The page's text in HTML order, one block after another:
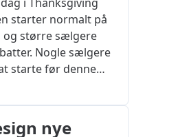
fordele. Shop
for fantastiske
til 30 % rabat med
at blive en
for forbrugere.
serviceprincip at
starter normalt på
og større sælgere
Nogle sælgere
starte før denne
sælgende varer
nok til at sælge, og
udsolgt inden for
nye